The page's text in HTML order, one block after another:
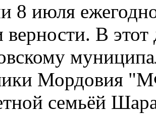
8 июля
В этот
Мордовия
семьёй